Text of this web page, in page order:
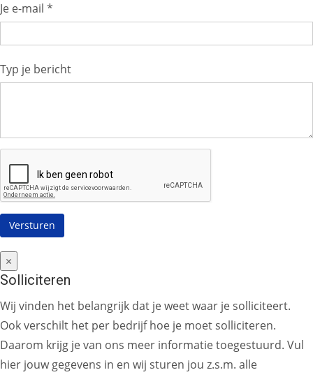
Je e-mail *
Typ je bericht
×
Solliciteren
Wij vinden het belangrijk dat je weet waar je solliciteert.
Ook verschilt het per bedrijf hoe je moet solliciteren.
Daarom krijg je van ons meer informatie toegestuurd. Vul
hier jouw gegevens in en wij sturen jou z.s.m. alle